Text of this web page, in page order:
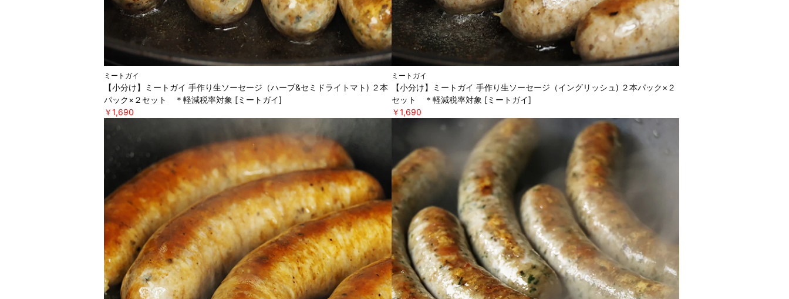
ミートガイ
【小分け】ミートガイ 手作り生ソーセージ（ハーブ&セミドライトマト) ２本
パック×２セット ＊軽減税率対象 [ミートガイ]
￥1,690
ミートガイ
【小分け】ミートガイ 手作り生ソーセージ（イングリッシュ) ２本パック×２
セット ＊軽減税率対象 [ミートガイ]
￥1,690